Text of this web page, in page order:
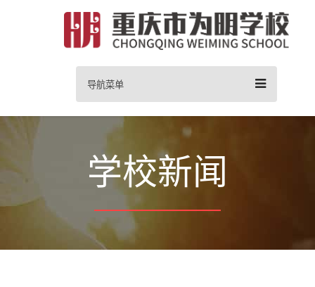
导航菜单
学校新闻